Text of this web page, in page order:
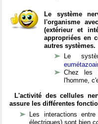
Le système
l'organisme
(extérieur et
appropriées en
autres systèmes.
Le
Chez les
l'homme,
L'activité des cellules
assure les différentes
Les interactions
électriques) sont bien